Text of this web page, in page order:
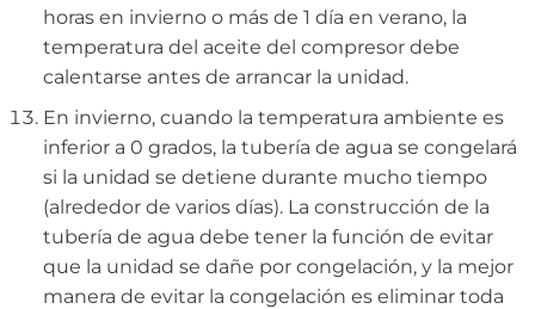
horas en invierno o más de 1 día en verano, la
temperatura del aceite del compresor debe
calentarse antes de arrancar la unidad.
En invierno, cuando la temperatura ambiente es
inferior a 0 grados, la tubería de agua se congelará
si la unidad se detiene durante mucho tiempo
(alrededor de varios días). La construcción de la
tubería de agua debe tener la función de evitar
que la unidad se dañe por congelación, y la mejor
manera de evitar la congelación es eliminar toda